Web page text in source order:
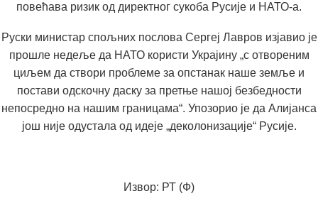
повећава ризик од директног сукоба Русије и НАТО-а.
Руски министар спољних послова Сергеј Лавров изјавио је
прошле недеље да НАТО користи Украјину „с отвореним
циљем да створи проблеме за опстанак наше земље и
постави одскочну даску за претње нашој безбедности
непосредно на нашим границама“. Упозорио је да Алијанса
још није одустала од идеје „деколонизације“ Русије.
Извор: РТ (Ф)